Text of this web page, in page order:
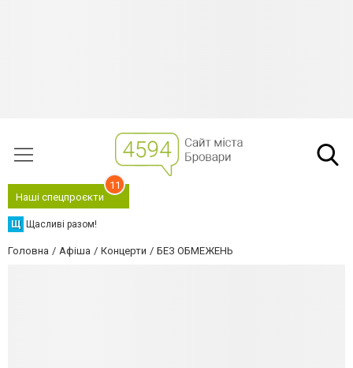
Наші спецпроєкти
11
Щ Щасливі разом!
Головна Афіша Концерти БЕЗ ОБМЕЖЕНЬ